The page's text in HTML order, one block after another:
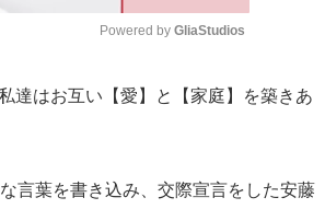
M
e
Powered by GliaStudios
達はお互い【愛】と【家庭】を築きあ
言葉を書き込み、交際宣言をした安藤